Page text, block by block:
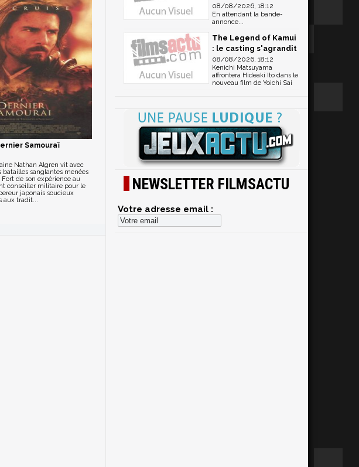
Samouraï
Nathan Algren vit avec
batailles sanglantes menées
de son expérience au
conseiller militaire pour le
japonais soucieux
aux tradit...
08/08/2026, 18:12
En attendant la bande-
annonce...
The Legend of Kamui
: le casting s'agrandit
08/08/2026, 18:12
Kenichi Matsuyama
affrontera Hideaki Ito dans le
nouveau film de Yoichi Sai
NEWSLETTER FILMSACTU
Votre adresse email :